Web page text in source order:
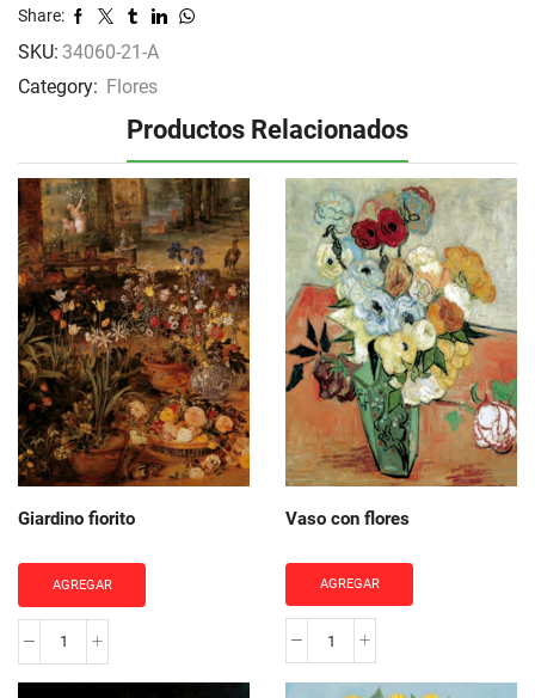
Share:
SKU: 34060-21-A
Category: Flores
Productos Relacionados
Giardino fiorito
AGREGAR
Giardino
fiorito
Vaso con flores
AGREGAR
Vaso
con